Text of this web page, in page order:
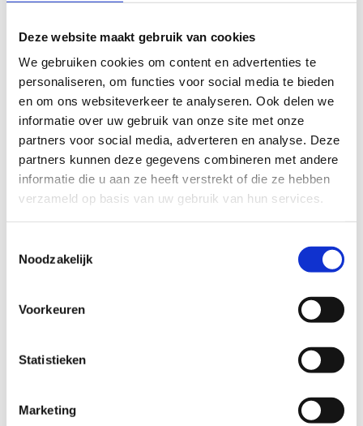
Deze website maakt gebruik van cookies
We gebruiken cookies om content en advertenties te
personaliseren, om functies voor social media te bieden
en om ons websiteverkeer te analyseren. Ook delen we
informatie over uw gebruik van onze site met onze
partners voor social media, adverteren en analyse. Deze
partners kunnen deze gegevens combineren met andere
informatie die u aan ze heeft verstrekt of die ze hebben
verzameld op basis van uw gebruik van hun services.
Noodzakelijk
Voorkeuren
Statistieken
Marketing
Leg een looproute aan